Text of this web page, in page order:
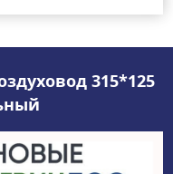
315*125